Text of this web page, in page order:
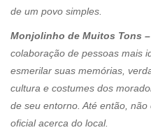
de um povo simples.
Monjolinho de Muitos Tons –
colaboração de pessoas mais
esmerilar suas memórias,
cultura e costumes dos
de seu entorno. Até então,
oficial acerca do local.